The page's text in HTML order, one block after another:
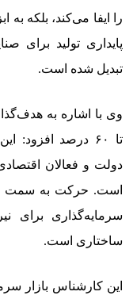
را ایفا می‌کند، بلکه
پایداری تولید برای
تبدیل شده است.
وی با اشاره به
تا ۶۰ درصد
دولت و فعالان
است. حرکت به سمت
سرمایه‌گذاری برای
ساختاری است.
این کارشناس بازار